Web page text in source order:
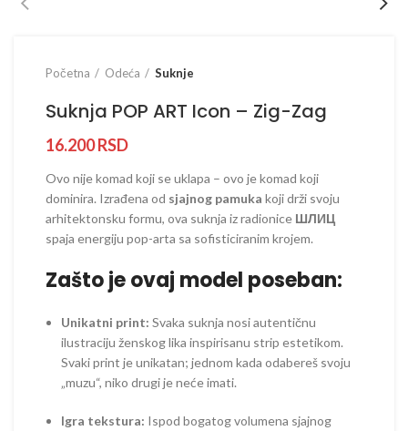
Početna Odeća Suknje
Suknja POP ART Icon – Zig-Zag
16.200RSD
Ovo nije komad koji se uklapa – ovo je komad koji
dominira. Izrađena od sjajnog pamuka koji drži svoju
arhitektonsku formu, ova suknja iz radionice ШЛИЦ
spaja energiju pop-arta sa sofisticiranim krojem.
Zašto je ovaj model poseban:
Unikatni print: Svaka suknja nosi autentičnu
ilustraciju ženskog lika inspirisanu strip estetikom.
Svaki print je unikatan; jednom kada odabereš svoju
„muzu“, niko drugi je neće imati.
Igra tekstura: Ispod bogatog volumena sjajnog